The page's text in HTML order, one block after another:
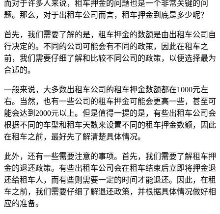
而对于许多人来说，租车押金的问题也是一个非常关键的问
题。那么，对于出租车公司而言，租车押金到底是多少呢？
首先，我们需要了解的是，租车押金的数额是由出租车公司自
行决定的。不同的公司可能会有不同的政策，因此在租车之
前，我们需要仔细了解和比较不同公司的政策，以便选择最为
合适的。
一般来说，大多数出租车公司的租车押金数额都在1000元左
右。当然，也有一些公司的租车押金可能会更高一些，甚至可
能会达到2000元以上。但是值得一提的是，有些出租车公司会
根据不同的车型和租车天数来设置不同的租车押金数额，因此
在租车之前，最好先了解清楚具体情况。
此外，还有一些需要注意的事项。首先，我们需要了解租车押
金的退还政策。有些出租车公司会在租车结束后立即将押金退
还给租车人，而有些则需要一定的时间才能退还。因此，在租
车之前，我们需要仔细了解退还政策，并根据具体情况做好相
应的准备。